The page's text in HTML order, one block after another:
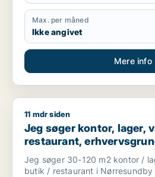
Max. per måned
Ikke angivet
Mere info
Jeg søger kontor, lager,
11 mdr siden
Jeg søger kontor, lager,
restaurant,
produktionslokaler til
Jeg søger 30-120 m2 kontor /
butik / restaurant i Nørresundby